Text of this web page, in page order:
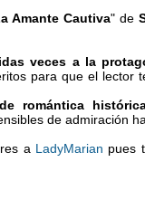
Amante Cautiva" de
veces a la
para que el lector
romántica
de
a LadyMarian pues